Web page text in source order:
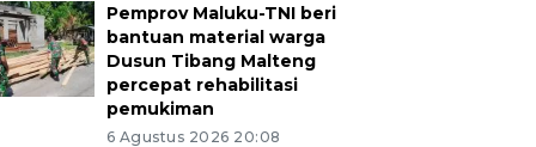
Pemprov Maluku-TNI beri
bantuan material warga
Dusun Tibang Malteng
percepat rehabilitasi
pemukiman
6 Agustus 2026 20:08